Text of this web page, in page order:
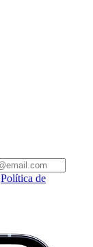
Política de